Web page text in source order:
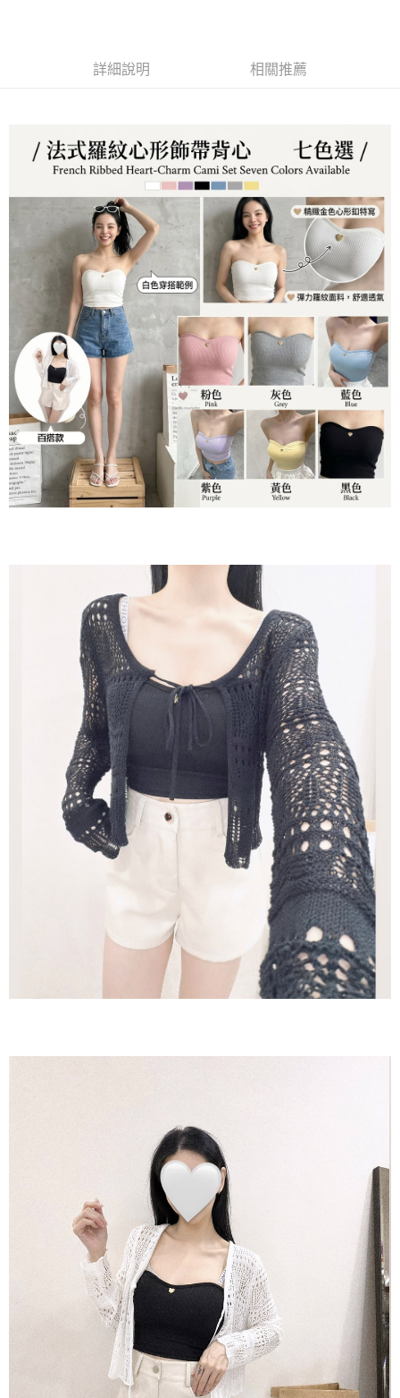
１．簡單：不需註冊會員、不需綁卡、不需儲值。
２．便利：只要手機號碼，簡訊認證，即可結帳。
１．於結帳方式選擇「AFTEE先享後付」後，將跳轉至「AFTEE先享後付」
結帳頁面，進行簡訊認證並確認金額後，即可完成結帳。
２．訂單成立數日內，您將收到繳費通知簡訊。
３．收到繳費通知簡訊後14天內，點擊此簡訊中的連結，可透過四大超商／
ATM／網路銀行／等多元方式進行付款，方視為交易完成。
※ 請注意：結帳手續完成當下不需立刻繳費，但若您需要取消訂單，請聯絡
購買商品的店家。未經商家同意取消之訂單仍視為有效，需透過AFTEE先享
後付繳納相關費用。
※ 交易是否成功請以「AFTEE先享後付 」之結帳頁面顯示為準，若有關於
是否繳費成功／繳費後需取消欲退款等相關疑問，請聯繫「AFTEE先享後付
客戶支援中心」
https://netprotections.freshdesk.com/support/home
【注意事項】
１．透過由恩沛科技股份有限公司提供之「AFTEE先享後付」服務完成之交
易，需依本服務之必要範圍內提供個人資料，並將交易相關給付款項請求債
權轉讓予恩沛科技股份有限公司。
２．關於個人資料處理事宜，請瀏覽以下網址：
https://aftee.tw/terms/#terms3
３．未成年的使用者請事先徵得法定代理人或監護人之同意方可使用
「AFTEE先享後付」，若未經同意申辦者引起之損失，本公司不負相關責
任。
４．使用「AFTEE先享後付」時，將依據個別帳號之用戶狀況，依本公司即
時審查核予不同之上限額度；若仍有額度不足之情形，本公司將視審查結果
請求用戶進行身份認證。
付款後全家取貨
每筆NT$60，滿NT$800(含以上)免運費
7-11貨到付款
每筆NT$60，滿NT$800(含以上)免運費
付款後7-11取貨
每筆NT$60，滿NT$800(含以上)免運費
郵局宅配
每筆NT$70，滿NT$1,500(含以上)免運費
郵局貨到付款
每筆NT$100，滿NT$1,500(含以上)免運費
黑貓貨到付款
每筆NT$120，滿NT$2,000(含以上)免運費
詳細說明 相關推薦